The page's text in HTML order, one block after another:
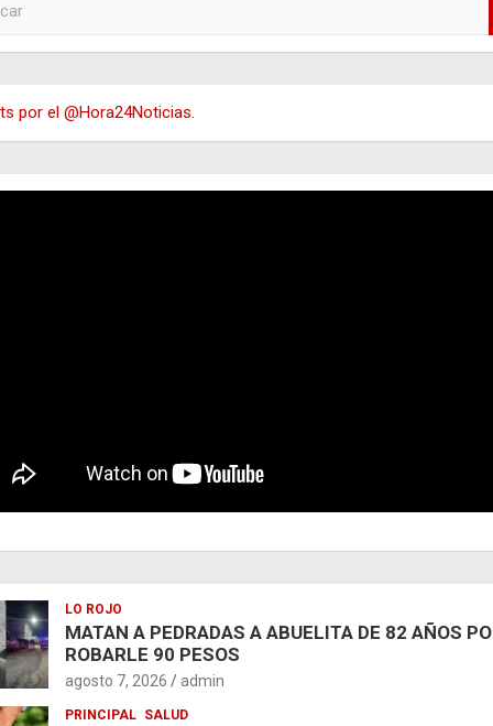
por el @Hora24Noticias.
LO ROJO
MATAN A PEDRADAS A ABUELITA DE 82 AÑOS
ROBARLE 90 PESOS
agosto 7, 2026 admin
PRINCIPAL SALUD